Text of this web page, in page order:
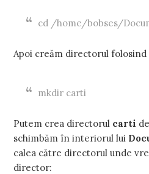
cd /home/bobses/
Apoi creăm directorul folosind
mkdir carti
Putem crea directorul carti
schimbăm în interiorul lui
calea către directorul unde
director: